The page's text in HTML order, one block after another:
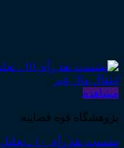
مشاهده
پژوهشگاه قوه قضاییه
نشست